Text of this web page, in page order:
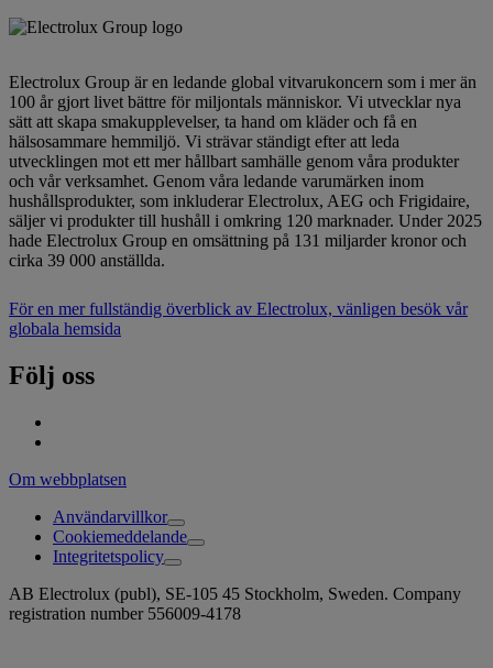
Electrolux Group är en ledande global vitvarukoncern som i mer än
100 år gjort livet bättre för miljontals människor. Vi utvecklar nya
sätt att skapa smakupplevelser, ta hand om kläder och få en
hälsosammare hemmiljö. Vi strävar ständigt efter att leda
utvecklingen mot ett mer hållbart samhälle genom våra produkter
och vår verksamhet. Genom våra ledande varumärken inom
hushållsprodukter, som inkluderar Electrolux, AEG och Frigidaire,
säljer vi produkter till hushåll i omkring 120 marknader. Under 2025
hade Electrolux Group en omsättning på 131 miljarder kronor och
cirka 39 000 anställda.
För en mer fullständig överblick av Electrolux, vänligen besök vår
globala hemsida
Följ oss
Om webbplatsen
Användarvillkor
Cookiemeddelande
Integritetspolicy
AB Electrolux (publ), SE-105 45 Stockholm, Sweden. Company
registration number 556009-4178